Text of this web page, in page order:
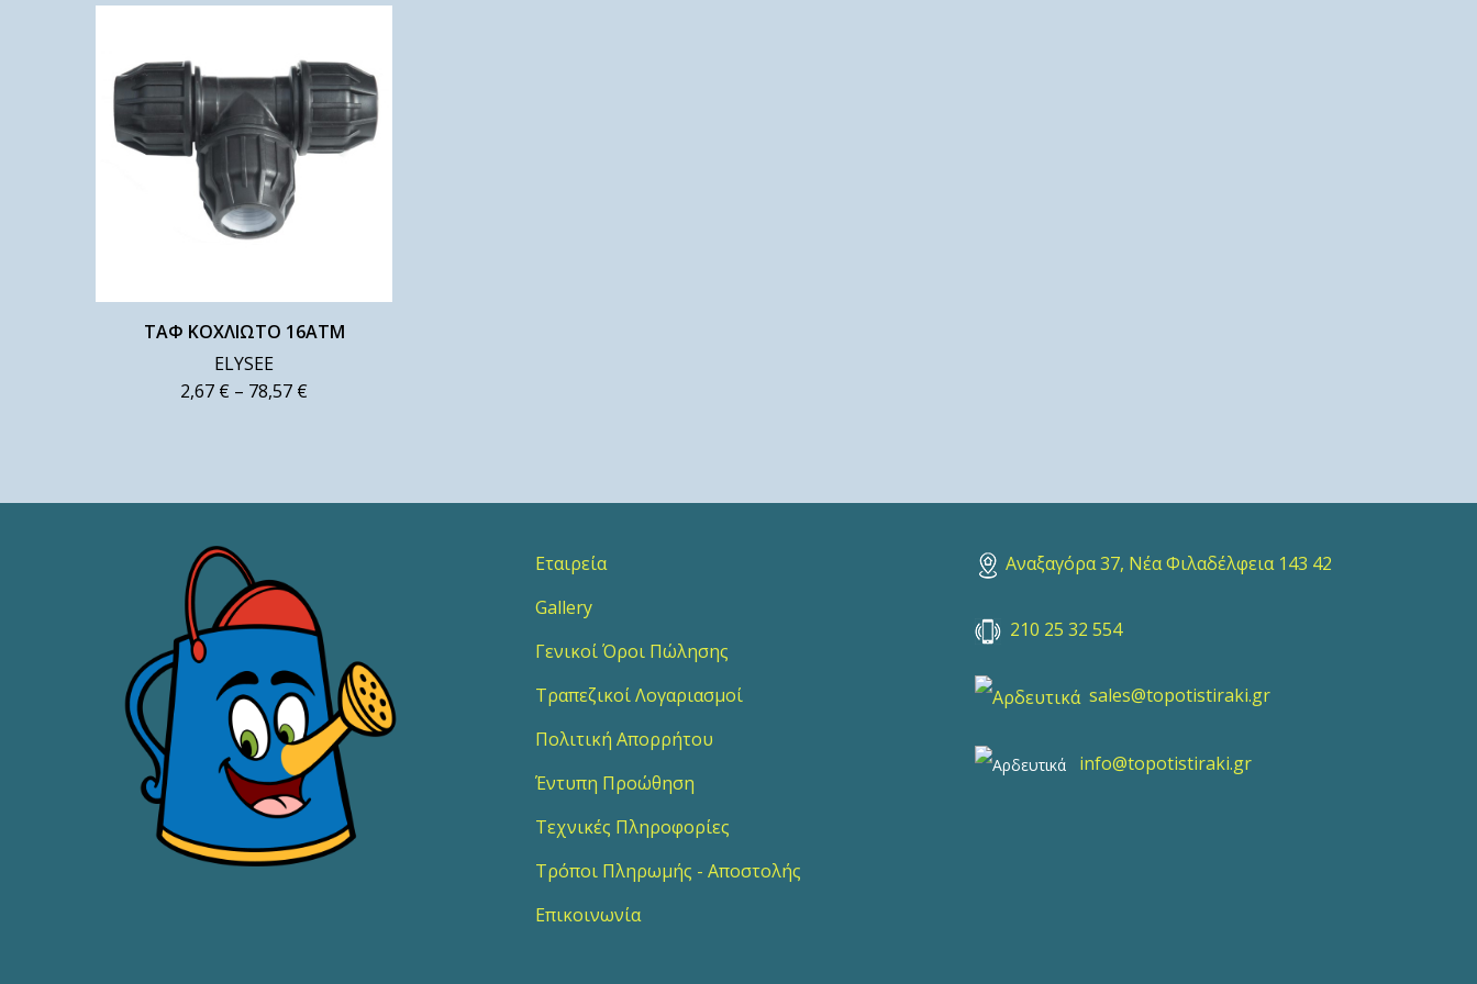
ΤΑΦ ΚΟΧΛΙΩΤΟ 16ΑΤΜ
ELYSEE
2,67 € – 78,57 €
Εταιρεία
Gallery
Γενικοί Όροι Πώλησης
Τραπεζικοί Λογαριασμοί
Πολιτική Απορρήτου
Έντυπη Προώθηση
Τεχνικές Πληροφορίες
Τρόποι Πληρωμής - Αποστολής
Επικοινωνία
Αναξαγόρα 37, Νέα Φιλαδέλφεια 143 42
210 25 32 554
sales@topotistiraki.gr
info@topotistiraki.gr